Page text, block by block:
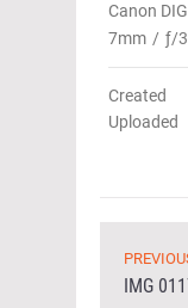
Canon
7mm / ƒ/
Created
Uploaded
IMG